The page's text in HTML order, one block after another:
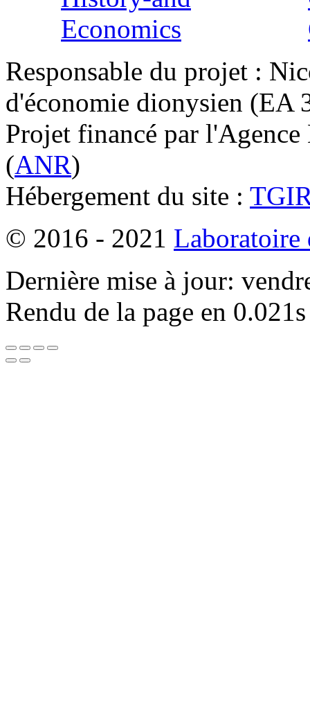
Responsable du projet :
d'économie dionysien
Projet financé par l'Agence
(ANR)
Hébergement du site :
© 2016 - 2021 Laboratoire
Dernière mise à jour:
Rendu de la page en 0.021s